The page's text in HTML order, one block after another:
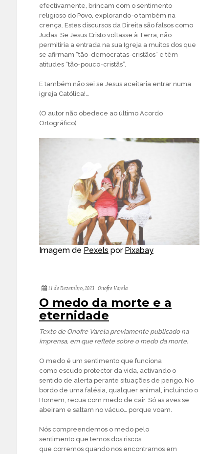
efectivamente, brincam com o sentimento
religioso do Povo, explorando-o também na
crença. Estes discursos da Direita são falsos como
Judas. Se Jesus Cristo voltasse à Terra, não
permitiria a entrada na sua Igreja a muitos dos que
se afirmam “tão-democratas-cristãos” e têm
atitudes “tão-pouco-cristãs”.
E também não sei se Jesus aceitaria entrar numa
igreja Católica!…
(O autor não obedece ao último Acordo
Ortográfico)
Imagem de Pexels por Pixabay
11 de Dezembro, 2023 Onofre Varela
O medo da morte e a
eternidade
Texto de Onofre Varela previamente publicado na
imprensa, em que reflete sobre o medo da morte.
O medo é um sentimento que funciona
como escudo protector da vida, activando o
sentido de alerta perante situações de perigo. No
bordo de uma falésia, qualquer animal, incluindo o
Homem, recua com medo de cair. Só as aves se
abeiram e saltam no vácuo… porque voam.
Nós compreendemos o medo pelo
sentimento que temos dos riscos
que corremos quando nos encontramos em